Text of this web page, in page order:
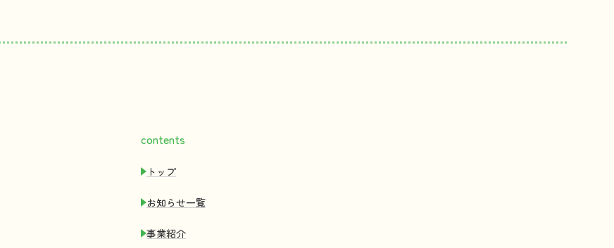
contents
トップ
お知 らせ一覧
事業紹介